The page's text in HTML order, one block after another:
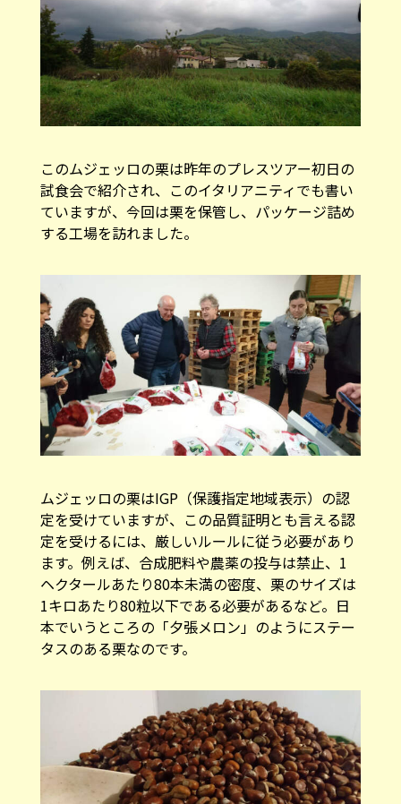
このムジェッロの栗は昨年のプレスツアー初日の
試食会で紹介され、このイタリアニティでも書い
ていますが、今回は栗を保管し、パッケージ詰め
する工場を訪れました。
ムジェッロの栗はIGP（保護指定地域表示）の認
定を受けていますが、この品質証明とも言える認
定を受けるには、厳しいルールに従う必要があり
ます。例えば、合成肥料や農薬の投与は禁止、1
ヘクタールあたり80本未満の密度、栗のサイズは
1キロあたり80粒以下である必要があるなど。日
本でいうところの「夕張メロン」のようにステー
タスのある栗なのです。